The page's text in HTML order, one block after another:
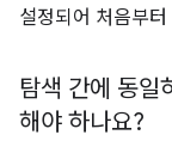
설정되어 처음부
탐색 간에 동일
해야 하나요?